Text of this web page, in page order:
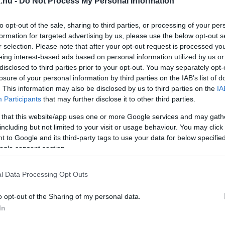
opt-out of the sale, sharing to third parties, or processing of your
for targeted advertising by us, please use the below opt-out
selection. Please note that after your opt-out request is processed
interest-based ads based on personal information utilized by us
to third parties prior to your opt-out. You may separately
of your personal information by third parties on the IAB’s list of
This information may also be disclosed by us to third parties on the
Participants that may further disclose it to other third parties.
that this website/app uses one or more Google services and may
but not limited to your visit or usage behaviour. You may
to Google and its third-party tags to use your data for below
consent section.
Data Processing Opt Outs
opt-out of the Sharing of my personal data.
KEZDETT EL HENTELNI EGY FÉRFI
KŐVEL DOBTA BE A BEJÁRATI AJTÓ ÜVEGÉT
KŐSZEGI FOCIPÁLYÁN BALHÉZÓ GENCSAPÁTI